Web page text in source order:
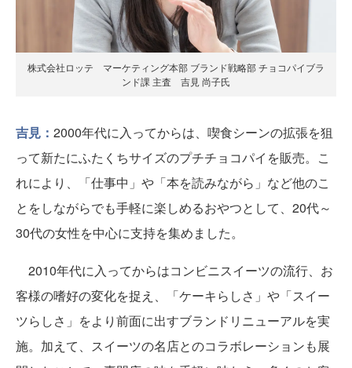
株式会社ロッテ マーケティング本部 ブランド戦略部 チョコパイブラ
ンド課 主査 吉見 尚子氏
吉見： 2000年代に入ってからは、喫食シーンの拡張を狙
って新たにふたくちサイズのプチチョコパイを販売。こ
れにより、「仕事中」や「本を読みながら」など他のこ
とをしながらでも手軽に楽しめるおやつとして、20代～
30代の女性を中心に支持を集めました。
2010年代に入ってからはコンビニスイーツの流行、お
客様の嗜好の変化を捉え、「ケーキらしさ」や「スイー
ツらしさ」をより前面に出すブランドリニューアルを実
施。加えて、スイーツの名店とのコラボレーションも展